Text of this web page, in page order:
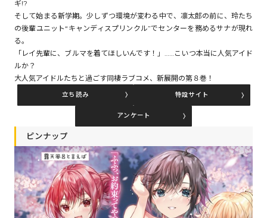
ギ!?
そして始まる新学期。少しずつ環境が変わる中で、凛太郎の前に、玲たち
の後輩ユニット“キャンディスプリンクル”でセンターを務めるサナが現れ
る。
「レイ先輩に、ブルマを着てほしいんです！」……こいつ本当に人気アイド
ルか？
大人気アイドルたちと過ごす同棲ラブコメ、新展開の第８巻！
立ち読み 特設サイト
アンケート
ピンナップ